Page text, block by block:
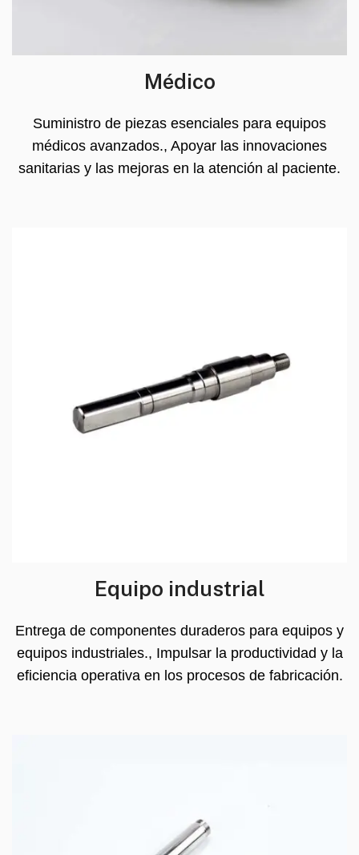
Médico
Suministro de piezas esenciales para equipos
médicos avanzados., Apoyar las innovaciones
sanitarias y las mejoras en la atención al paciente.
Equipo industrial
Entrega de componentes duraderos para equipos y
equipos industriales., Impulsar la productividad y la
eficiencia operativa en los procesos de fabricación.